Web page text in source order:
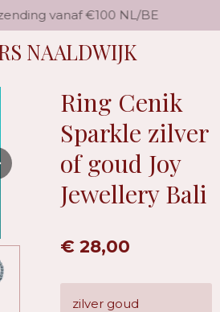
NAALDWIJK
vanaf €100 NL/BE
Ring Cenik
Sparkle zilver
of goud Joy
Jewellery Bali
€ 28,00
zilver goud